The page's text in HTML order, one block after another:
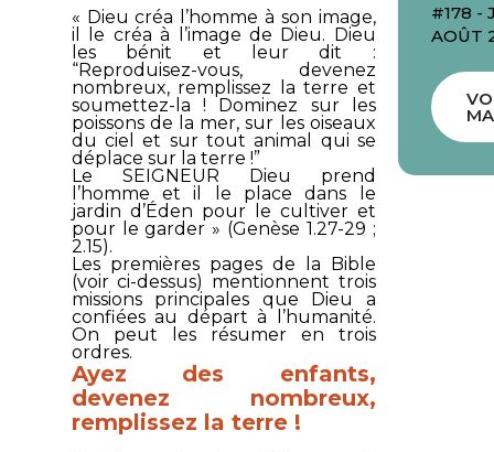
« Dieu créa l’homme à son image,
il le créa à l’image de Dieu. Dieu
les bénit et leur dit :
“Reproduisez-vous, devenez
nombreux, remplissez la terre et
soumettez-la ! Dominez sur les
poissons de la mer, sur les oiseaux
du ciel et sur tout animal qui se
déplace sur la terre !”
Le SEIGNEUR Dieu prend
l’homme et il le place dans le
jardin d’Éden pour le cultiver et
pour le garder » (Genèse 1.27-29 ;
2.15).
Les premières pages de la Bible
(voir ci-dessus) mentionnent trois
missions principales que Dieu a
confiées au départ à l’humanité.
On peut les résumer en trois
ordres.
Ayez des enfants,
devenez nombreux,
remplissez la terre !
#178 -
AOÛT